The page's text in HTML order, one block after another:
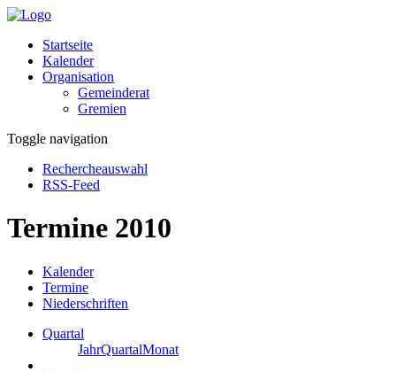
Startseite
Kalender
Organisation
Gemeinderat
Gremien
Toggle navigation
Rechercheauswahl
RSS-Feed
Termine 2010
Kalender
Termine
Niederschriften
Quartal
JahrQuartalMonat